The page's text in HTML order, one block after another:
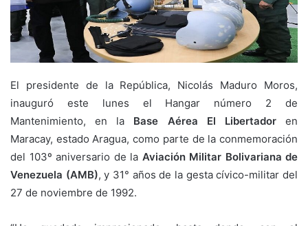
El presidente de la República, Nicolás Maduro Moros,
inauguró este lunes el Hangar número 2 de
Mantenimiento, en la Base Aérea El Libertadoren
Maracay, estado Aragua, como parte de la conmemoración
del 103º aniversario de la Aviación Militar Bolivariana de
Venezuela (AMB), y 31° años de la gesta cívico-militar del
27 de noviembre de 1992.